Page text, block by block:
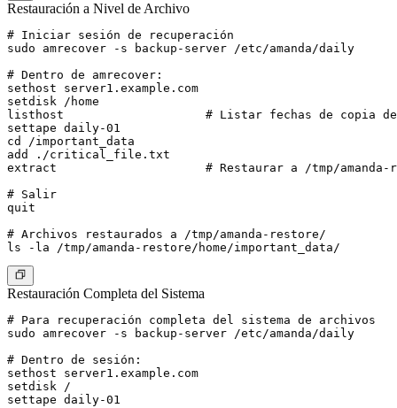
Restauración a Nivel de Archivo
# Iniciar sesión de recuperación
sudo amrecover -s backup-server /etc/amanda/daily
# Dentro de amrecover:
sethost server1.example.com
setdisk /home
listhost                    # Listar fechas de copia de
settape daily-01
cd /important_data
add ./critical_file.txt
extract                     # Restaurar a /tmp/amanda-
# Salir
quit
# Archivos restaurados a /tmp/amanda-restore/
Restauración Completa del Sistema
# Para recuperación completa del sistema de archivos
sudo amrecover -s backup-server /etc/amanda/daily
# Dentro de sesión:
sethost server1.example.com
setdisk /
settape daily-01